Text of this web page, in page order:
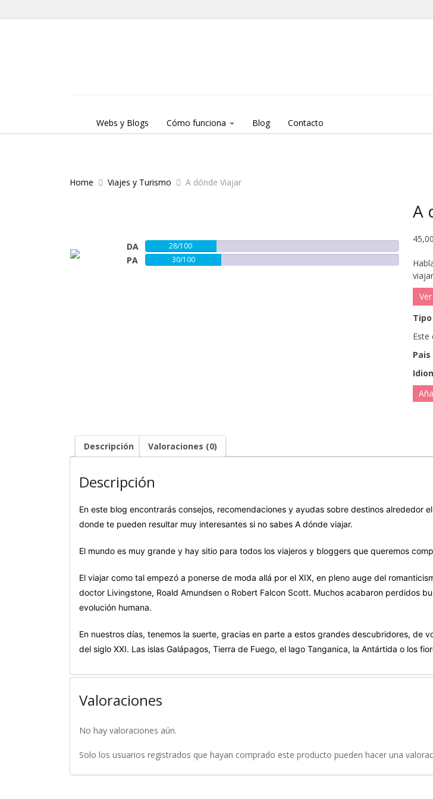
Menu
Webs y Blogs
Cómo funciona Blog Contacto
Home Viajes y Turismo A dónde Viajar
A
DA 28/100
PA 30/100
Descripción Valoraciones (0)
Descripción
En este blog encontrarás consejos, recomendaciones y ayudas sobre destinos alrededor
donde te pueden resultar muy interesantes si no sabes A dónde viajar.
El mundo es muy grande y hay sitio para todos los viajeros y bloggers que queremos
El viajar como tal empezó a ponerse de moda allá por el XIX, en pleno auge del
doctor Livingstone, Roald Amundsen o Robert Falcon Scott. Muchos acabaron perdidos
evolución humana.
En nuestros días, tenemos la suerte, gracias en parte a estos grandes descubridores, de
del siglo XXI. Las islas Galápagos, Tierra de Fuego, el lago Tanganica, la Antártida o los
Valoraciones
No hay valoraciones aún.
Solo los usuarios registrados que hayan comprado este producto pueden hacer una